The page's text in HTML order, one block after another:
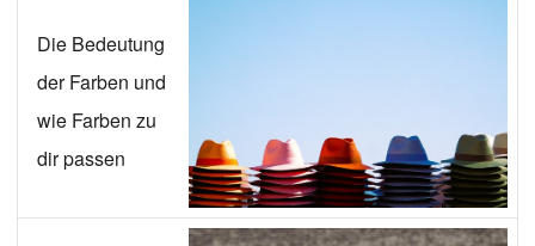
Die Bedeutung
der Farben und
wie Farben zu
dir passen